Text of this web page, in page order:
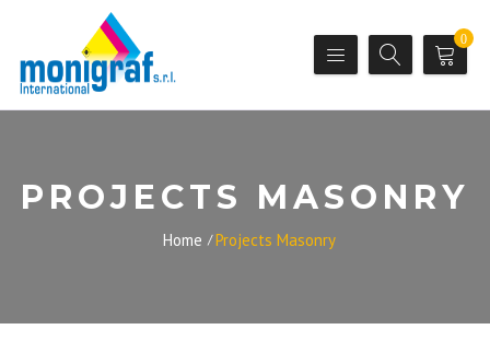
0
PROJECTS MASONRY
Home Projects Masonry